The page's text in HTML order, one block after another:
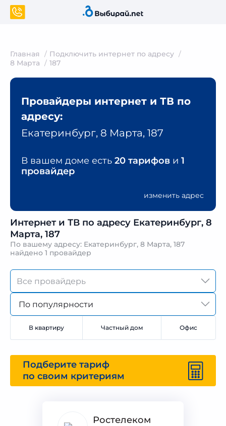
Главная
Подключить интернет по адресу
8 Марта
187
изменить адрес
Провайдеры интернет и ТВ по
адресу:
Екатеринбург, 8 Марта, 187
В вашем доме есть 20 тарифов и 1
провайдер
Интернет и ТВ по адресу Екатеринбург, 8
Марта, 187
По вашему адресу: Екатеринбург, 8 Марта, 187
найдено 1 провайдер
По популярности
В квартиру Частный дом Офис
Подберите тариф
по своим критериям
Ростелеком